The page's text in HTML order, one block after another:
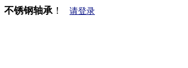
不锈钢轴承 ！
请登录